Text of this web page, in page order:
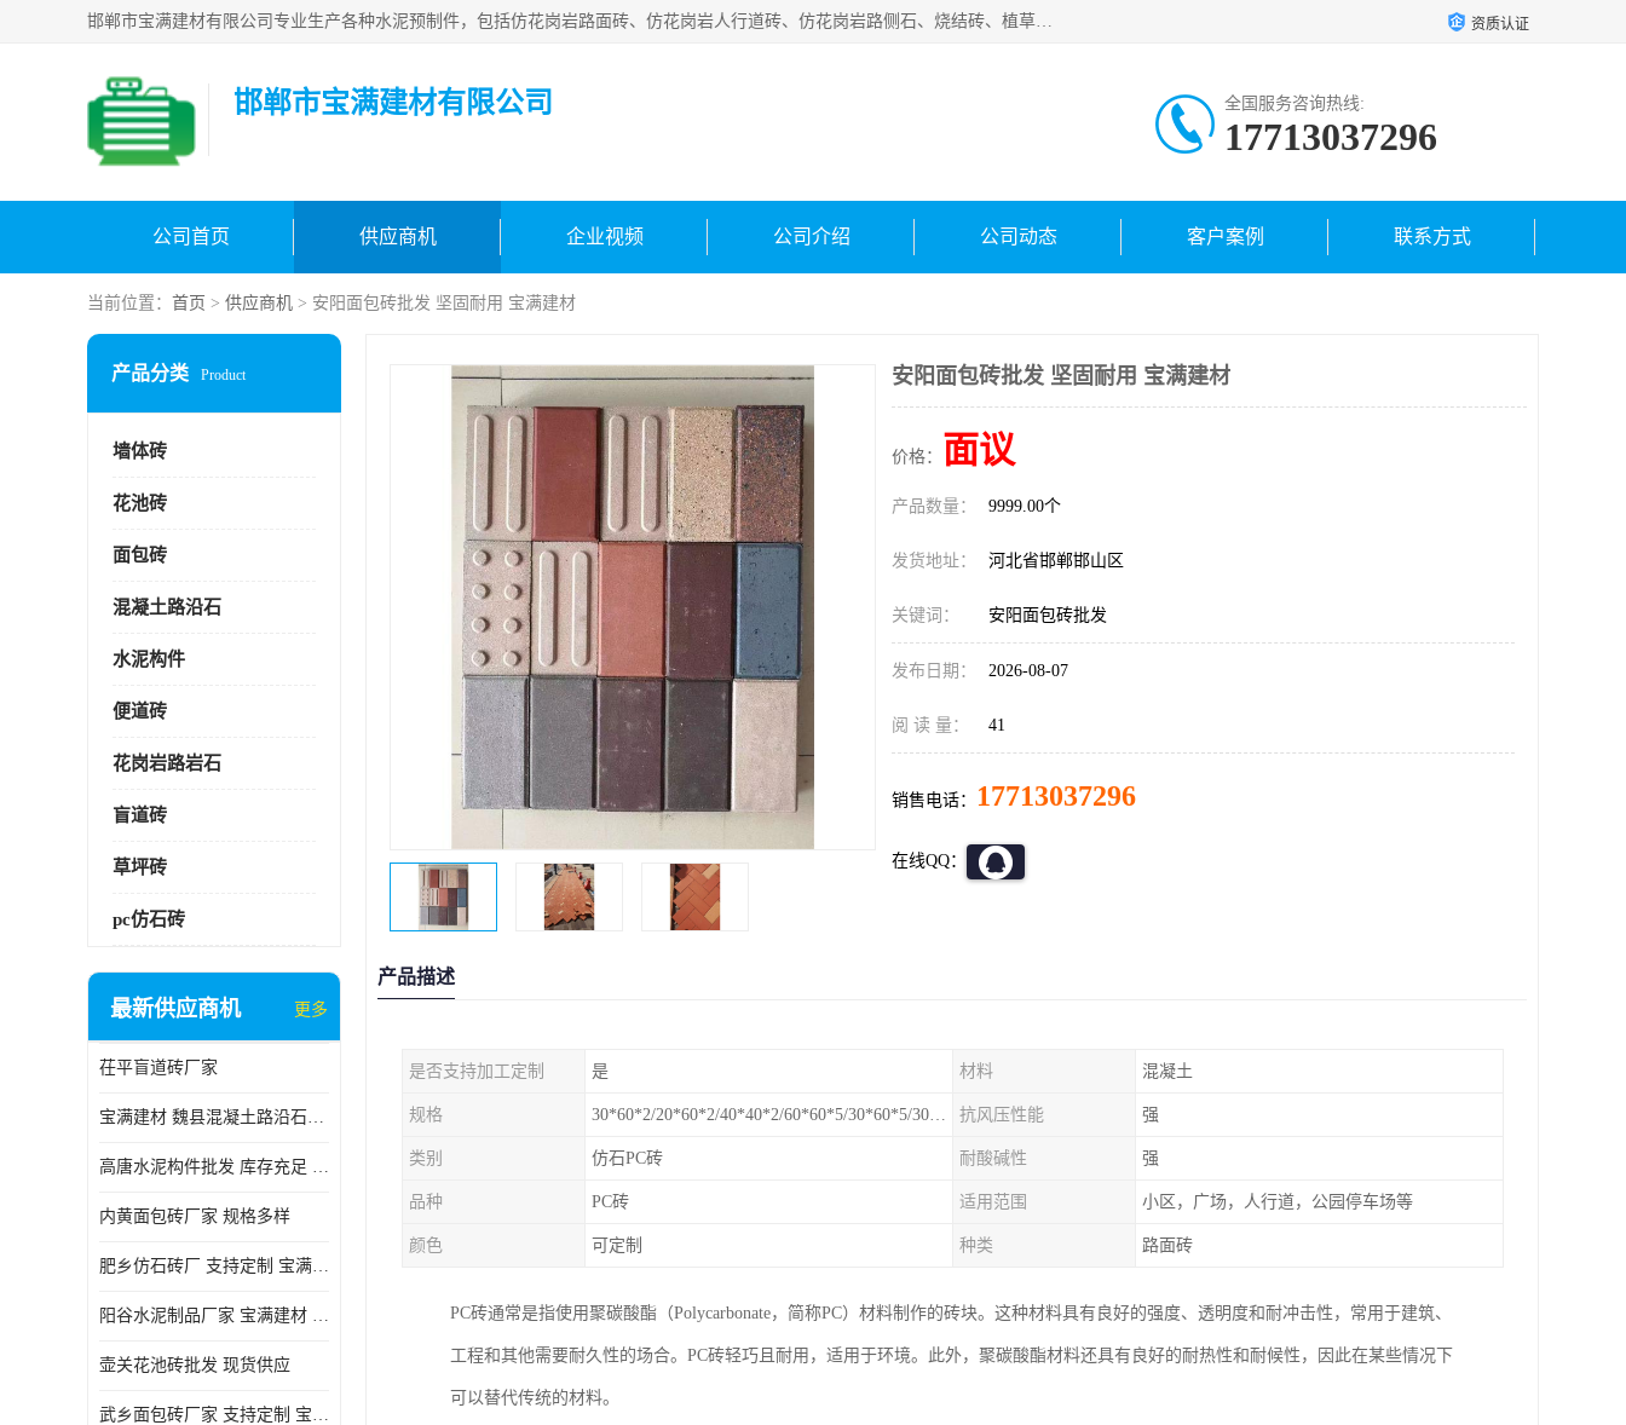
邯郸市宝满建材有限公司专业生产各种水泥预制件，包括仿花岗岩路面砖、仿花岗岩人行道砖、仿花岗岩路侧石、烧结砖、植草砖、码头砖连锁块、仿花岗岩路侧石、沙井盖、水泥盖板等各种水泥制品 资质认证
邯郸市宝满建材有限公司 全国服务咨询热线:
17713037296
公司首页 供应商机 企业视频 公司介绍 公司动态 客户案例 联系方式
当前位置： 首页 > 供应商机 > 安阳面包砖批发 坚固耐用 宝满建材
产品分类 Product
墙体砖
花池砖
面包砖
混凝土路沿石
水泥构件
便道砖
花岗岩路岩石
盲道砖
草坪砖
pc仿石砖
最新供应商机 更多
茌平盲道砖厂家
宝满建材 魏县混凝土路沿石批发
高唐水泥构件批发 库存充足 宝满建材
内黄面包砖厂家 规格多样
肥乡仿石砖厂 支持定制 宝满建材
‌阳谷水泥制品厂家 宝满建材 支持定制
壶关花池砖批发 现货供应
武乡面包砖厂家 支持定制 宝满建材
安阳面包砖批发 坚固耐用 宝满建材
价格： 面议
产品数量： 9999.00个
发货地址： 河北省邯郸邯山区
关键词： 安阳面包砖批发
发布日期： 2026-08-07
阅 读 量： 41
销售电话： 17713037296
在线QQ：
产品描述
是否支持加工定制 是 材料 混凝土
规格 30*60*2/20*60*2/40*40*2/60*60*5/30*60*5/30*30*5mm 抗风压性能 强
类别 仿石PC砖 耐酸碱性 强
品种 PC砖 适用范围 小区，广场，人行道，公园停车场等
颜色 可定制 种类 路面砖
PC砖通常是指使用聚碳酸酯（Polycarbonate，简称PC）材料制作的砖块。这种材料具有良好的强度、透明度和耐冲击性，常用于建筑、
工程和其他需要耐久性的场合。PC砖轻巧且耐用，适用于环境。此外，聚碳酸酯材料还具有良好的耐热性和耐候性，因此在某些情况下
可以替代传统的材料。